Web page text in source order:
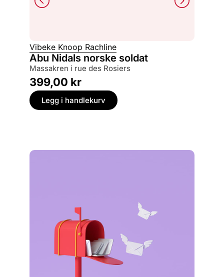
Vibeke Knoop Rachline
Abu Nidals norske soldat
massakren i rue des Rosiers
399,00 kr
Legg i handlekurv